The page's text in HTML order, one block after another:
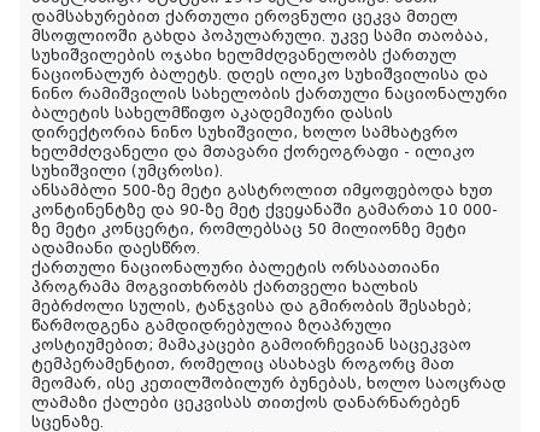
დამსახურებით ქართული ეროვნული ცეკვა მთელ
მსოფლიოში გახდა პოპულარული. უკვე სამი თაობაა,
სუხიშვილების ოჯახი ხელმძღვანელობს ქართულ
ნაციონალურ ბალეტს. დღეს ილიკო სუხიშვილისა და
ნინო რამიშვილის სახელობის ქართული ნაციონალური
ბალეტის სახელმწიფო აკადემიური დასის
დირექტორია ნინო სუხიშვილი, ხოლო სამხატვრო
ხელმძღვანელი და მთავარი ქორეოგრაფი - ილიკო
სუხიშვილი (უმცროსი).
ანსამბლი 500-ზე მეტი გასტროლით იმყოფებოდა ხუთ
კონტინენტზე და 90-ზე მეტ ქვეყანაში გამართა 10 000-
ზე მეტი კონცერტი, რომლებსაც 50 მილიონზე მეტი
ადამიანი დაესწრო.
ქართული ნაციონალური ბალეტის ორსაათიანი
პროგრამა მოგვითხრობს ქართველი ხალხის
მებრძოლი სულის, ტანჯვისა და გმირობის შესახებ;
წარმოდგენა გამდიდრებულია ზღაპრული
კოსტიუმებით; მამაკაცები გამოირჩევიან საცეკვაო
ტემპერამენტით, რომელიც ასახავს როგორც მათ
მეომარ, ისე კეთილშობილურ ბუნებას, ხოლო საოცრად
ლამაზი ქალები ცეკვისას თითქოს დანარნარებენ
სცენაზე.